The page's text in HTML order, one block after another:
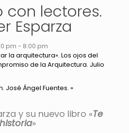
con lectores.
Esparza
pm - 8:00 pm
la arquitectura». Los ojos del
de la Arquitectura. Julio
José Ángel Fuentes. »
y su nuevo libro «Te
»